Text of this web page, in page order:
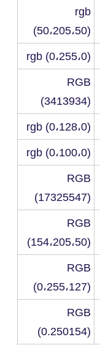
rgb
(50،205،50)
rgb (0،255،0)
RGB
(3413934)
rgb (0،128،0)
rgb (0،100،0)
RGB
(17325547)
RGB
(154،205،50)
RGB
(0،255،127)
RGB
(0.250154)